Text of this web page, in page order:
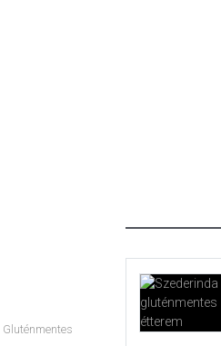
Gluténmentes